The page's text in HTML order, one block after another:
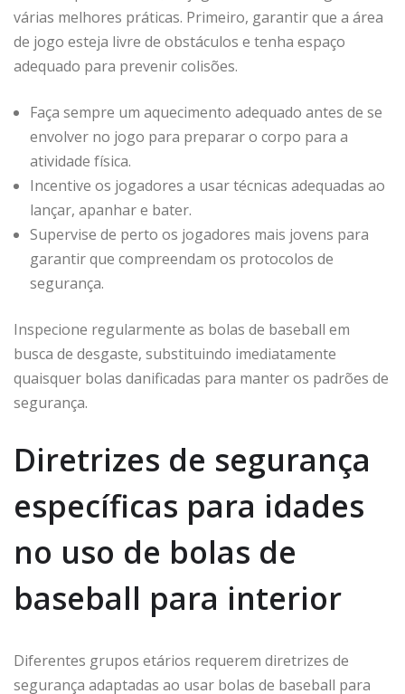
várias melhores práticas. Primeiro, garantir que a área
de jogo esteja livre de obstáculos e tenha espaço
adequado para prevenir colisões.
Faça sempre um aquecimento adequado antes de se
envolver no jogo para preparar o corpo para a
atividade física.
Incentive os jogadores a usar técnicas adequadas ao
lançar, apanhar e bater.
Supervise de perto os jogadores mais jovens para
garantir que compreendam os protocolos de
segurança.
Inspecione regularmente as bolas de baseball em
busca de desgaste, substituindo imediatamente
quaisquer bolas danificadas para manter os padrões de
segurança.
Diretrizes de segurança
específicas para idades
no uso de bolas de
baseball para interior
Diferentes grupos etários requerem diretrizes de
segurança adaptadas ao usar bolas de baseball para